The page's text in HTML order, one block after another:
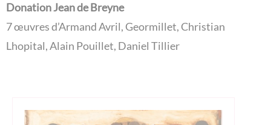
Donation Jean de Breyne
7 œuvres d’Armand Avril, Geormillet, Christian
Lhopital, Alain Pouillet, Daniel Tillier